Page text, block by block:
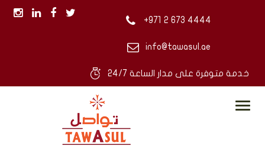
4444 673 2 971+
info@tawasul.ae
خدمة متوفرة على مدار الساعة 24/7
Toggle